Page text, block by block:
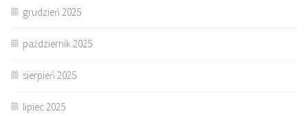
grudzień 2025
październik 2025
sierpień 2025
lipiec 2025